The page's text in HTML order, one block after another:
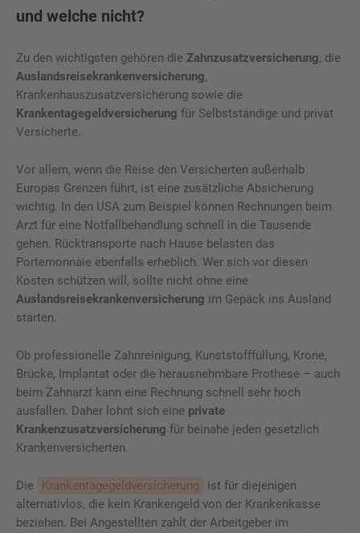
und welche nicht?
Zu den wichtigsten gehören die Zahnzusatzversicherung, die
Auslandsreisekrankenversicherung,
Krankenhauszusatzversicherung sowie die
Krankentagegeldversicherung für Selbstständige und privat
Versicherte.
Vor allem, wenn die Reise den Versicherten außerhalb
Europas Grenzen führt, ist eine zusätzliche Absicherung
wichtig. In den USA zum Beispiel können Rechnungen beim
Arzt für eine Notfallbehandlung schnell in die Tausende
gehen. Rücktransporte nach Hause belasten das
Portemonnaie ebenfalls erheblich. Wer sich vor diesen
Kosten schützen will, sollte nicht ohne eine
Auslandsreisekrankenversicherung im Gepäck ins Ausland
starten.
Ob professionelle Zahnreinigung, Kunststofffüllung, Krone,
Brücke, Implantat oder die herausnehmbare Prothese – auch
beim Zahnarzt kann eine Rechnung schnell sehr hoch
ausfallen. Daher lohnt sich eine private
Krankenzusatzversicherung für beinahe jeden gesetzlich
Krankenversicherten.
Die Krankentagegeldversicherung
ist für diejenigen
alternativlos, die kein Krankengeld von der Krankenkasse
beziehen. Bei Angestellten zahlt der Arbeitgeber im